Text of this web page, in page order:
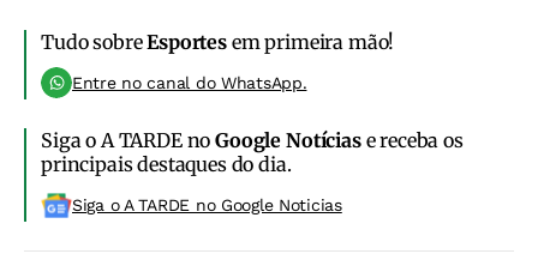
Tudo sobreEsportesem primeira mão!
Entre no canal do WhatsApp.
Siga o A TARDE noGoogle Notíciase receba os
principais destaques do dia.
Siga o A TARDE no Google Noticias